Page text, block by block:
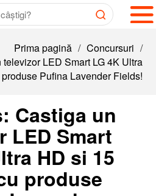
Prima pagină / Concursuri /
LED Smart LG 4K Ultra
Pufina Lavender Fields!
Castiga un
Smart
HD si 15
produse